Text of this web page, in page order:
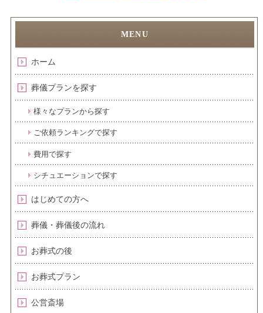
ホーム
葬儀プランを探す
様々なプランから探す
ご依頼ランキングで探す
費用で探す
シチュエーションで探す
はじめての方へ
葬儀・葬儀後の流れ
お葬式の後
お葬式プラン
公営斎場